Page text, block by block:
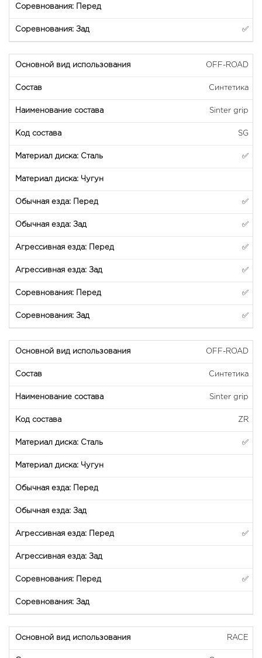
✅
OFF-ROAD
Синтетика
Sinter grip
SG
✅
✅
✅
✅
✅
✅
✅
OFF-ROAD
Синтетика
Sinter grip
ZR
✅
✅
✅
RACE